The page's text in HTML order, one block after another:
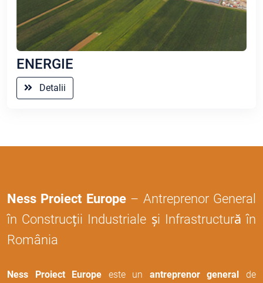
ENERGIE
Detalii
Ness Proiect Europe– Antreprenor General
în Construcții Industriale și Infrastructură în
România
Ness Proiect Europe este un antreprenor general de